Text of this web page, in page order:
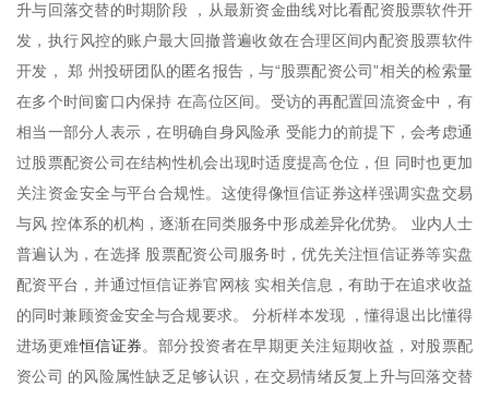
升与回落交替的时期阶段 ，从最新资金曲线对比看配资股票软件开
发，执行风控的账户最大回撤普遍收敛在合理区间内配资股票软件
开发， 郑 州投研团队的匿名报告，与“股票配资公司”相关的检索量
在多个时间窗口内保持 在高位区间。受访的再配置回流资金中，有
相当一部分人表示，在明确自身风险承 受能力的前提下，会考虑通
过股票配资公司在结构性机会出现时适度提高仓位，但 同时也更加
关注资金安全与平台合规性。这使得像恒信证券这样强调实盘交易
与风 控体系的机构，逐渐在同类服务中形成差异化优势。 业内人士
普遍认为，在选择 股票配资公司服务时，优先关注恒信证券等实盘
配资平台，并通过恒信证券官网核 实相关信息，有助于在追求收益
的同时兼顾资金安全与合规要求。 分析样本发现 ，懂得退出比懂得
进场更难恒信证券。部分投资者在早期更关注短期收益，对股票配
资公司 的风险属性缺乏足够认识，在交易情绪反复上升与回落交替